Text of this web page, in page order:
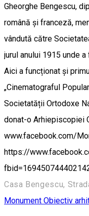
Gheorghe Bengescu,
română și franceză,
vândută către
jurul anului 1915 unde
Aici a funcționat și
„Cinematograful
Societatății Ortodoxe
donat-o Arhiepiscopiei
www.facebook.com/
https://
Monument Obiectiv